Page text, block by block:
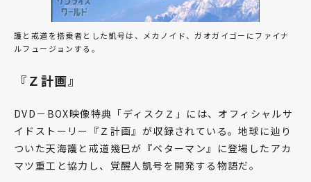
護と戒道を搭乗者とした凱号は、メカノイド、ガオガイゴーにファイナ
ルフュージョンする。
『Ｚ計画』
DVD－BOX映像特典「ディスクＺ」には、オフィシャルサ
イドストーリー『Ｚ計画』が収録されている。地球に辿り
ついた天海護と戒道幾巳が『ベターマン』に登場したアカ
マツ重工と協力し、覚醒人凱号を開発する物語だ。